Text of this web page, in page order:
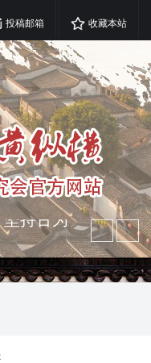
投稿邮箱 收藏本站
绍民族
持古为